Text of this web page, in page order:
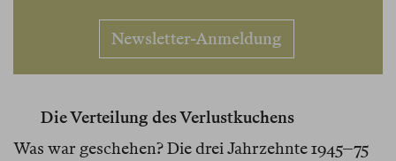
Newsletter-Anmeldung
Die Verteilung des Verlustkuchens
Was war geschehen? Die drei Jahrzehnte 1945–75